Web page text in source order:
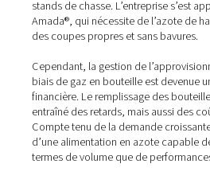
Traditionnellement, ce gaz
pression ou des réservoirs
des inconvénients :
coûts croissants. C’est là
Le défi
ont changé